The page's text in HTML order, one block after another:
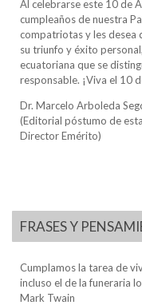
Al celebrarse este 10 de
cumpleaños de nuestra
compatriotas y les desea
su triunfo y éxito
ecuatoriana que se
responsable. ¡Viva el 10
Dr. Marcelo Arboleda
(Editorial póstumo de
Director Emérito)
FRASES Y
Cumplamos la tarea de
incluso el de la funeraria
Mark Twain